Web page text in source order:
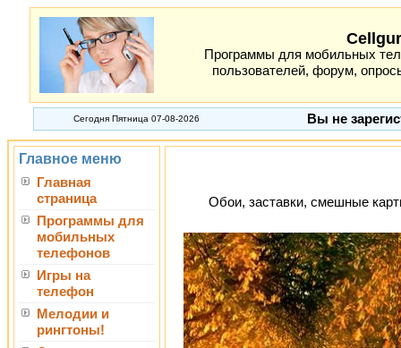
Программы для мобильных
пользователей, форум,
Сегодня Пятница 07-08-2026 Вы не
Главное меню
Главная
страница
Программы для
мобильных
телефонов
Игры на
телефон
Мелодии и
рингтоны!
Обои, заставки, смешные